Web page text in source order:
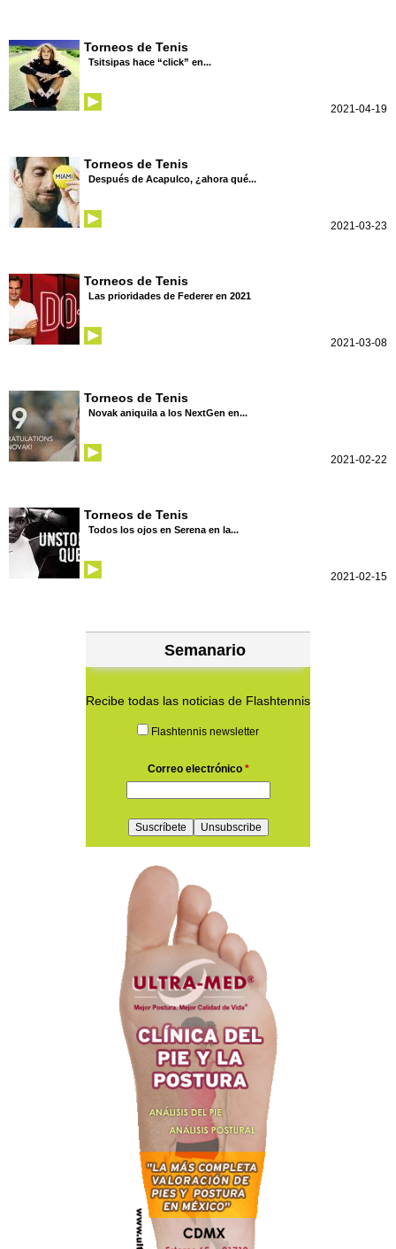
Torneos de Tenis
Tsitsipas hace “click” en...
2021-04-19
Torneos de Tenis
Después de Acapulco, ¿ahora qué...
2021-03-23
Torneos de Tenis
Las prioridades de Federer en 2021
2021-03-08
Torneos de Tenis
Novak aniquila a los NextGen en...
2021-02-22
Torneos de Tenis
Todos los ojos en Serena en la...
2021-02-15
Semanario
Recibe todas las noticias de Flashtennis
Flashtennis newsletter
Correo electrónico *